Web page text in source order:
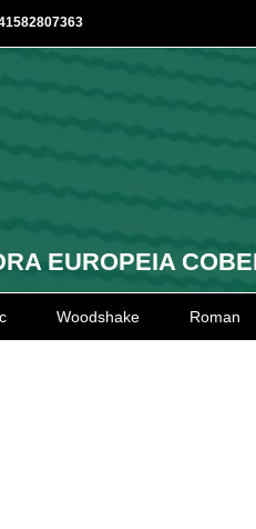
EUROPEIA
Woodshake Roman